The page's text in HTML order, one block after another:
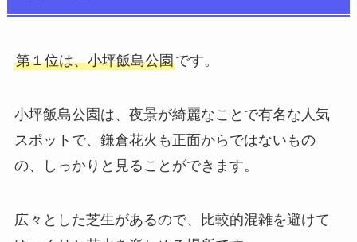
第１位は、小坪飯島公園です。
小坪飯島公園は、夜景が綺麗なことで有名な人気
スポットで、鎌倉花火も正面からではないもの
の、しっかりと見ることができます。
広々とした芝生があるので、比較的混雑を避けて